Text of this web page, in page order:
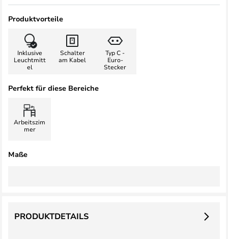
Produktvorteile
Inklusive
Leuchtmitt
el
Schalter
am Kabel
Typ C -
Euro-
Stecker
Perfekt für diese Bereiche
Arbeitszim
mer
Maße
PRODUKTDETAILS